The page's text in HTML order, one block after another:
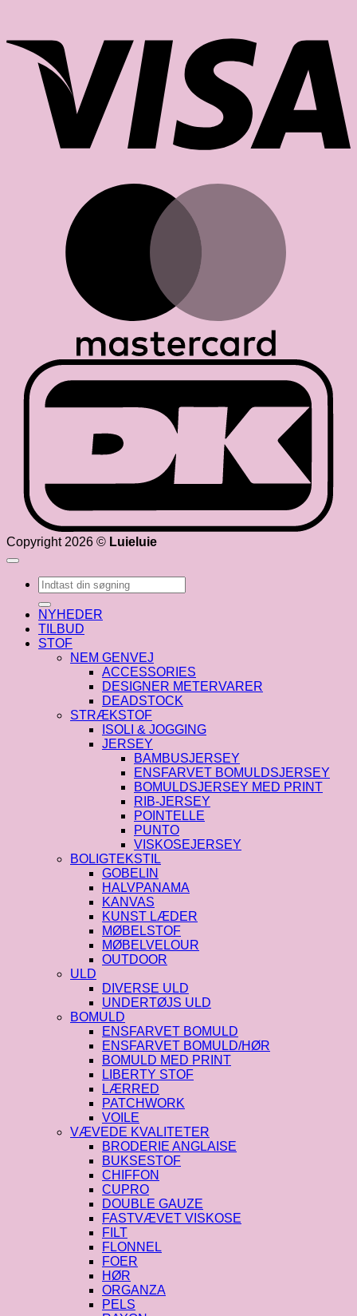
Copyright 2026 © Luieluie
Søg
efter:
NYHEDER
TILBUD
STOF
NEM GENVEJ
ACCESSORIES
DESIGNER METERVARER
DEADSTOCK
STRÆKSTOF
ISOLI & JOGGING
JERSEY
BAMBUSJERSEY
ENSFARVET BOMULDSJERSEY
BOMULDSJERSEY MED PRINT
RIB-JERSEY
POINTELLE
PUNTO
VISKOSEJERSEY
BOLIGTEKSTIL
GOBELIN
HALVPANAMA
KANVAS
KUNST LÆDER
MØBELSTOF
MØBELVELOUR
OUTDOOR
ULD
DIVERSE ULD
UNDERTØJS ULD
BOMULD
ENSFARVET BOMULD
ENSFARVET BOMULD/HØR
BOMULD MED PRINT
LIBERTY STOF
LÆRRED
PATCHWORK
VOILE
VÆVEDE KVALITETER
BRODERIE ANGLAISE
BUKSESTOF
CHIFFON
CUPRO
DOUBLE GAUZE
FASTVÆVET VISKOSE
FILT
FLONNEL
FOER
HØR
ORGANZA
PELS